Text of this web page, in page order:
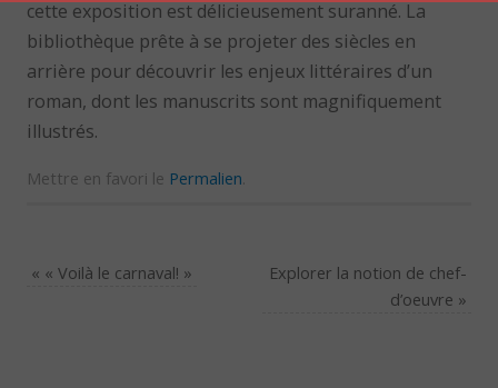
cette exposition est délicieusement suranné. La
bibliothèque prête à se projeter des siècles en
arrière pour découvrir les enjeux littéraires d’un
roman, dont les manuscrits sont magnifiquement
illustrés.
Mettre en favori le Permalien
« « Voilà le carnaval! »
Explorer la notion de chef-
d’oeuvre »